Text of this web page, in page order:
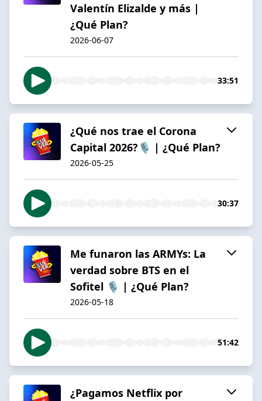
Valentín Elizalde y más |
¿Qué Plan?
2026-06-07
33:51
¿Qué nos trae el Corona
Capital 2026?🎙️ | ¿Qué Plan?
2026-05-25
30:37
Me funaron las ARMYs: La
verdad sobre BTS en el
Sofitel 🎙️ | ¿Qué Plan?
2026-05-18
51:42
¿Pagamos Netflix por